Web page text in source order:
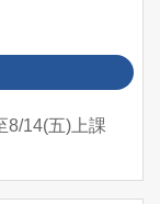
8/14(五)上課